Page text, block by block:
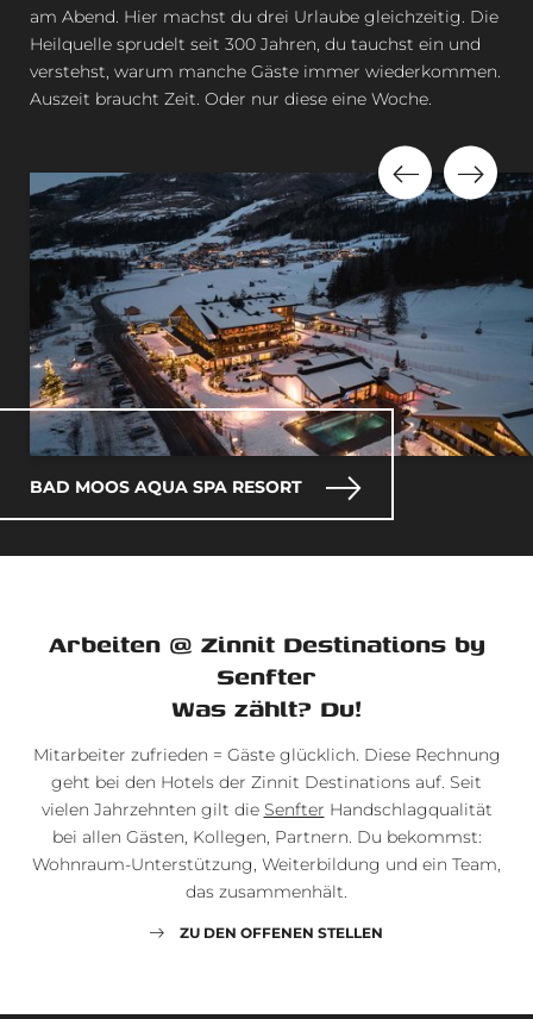
In jedem Fall gilt: Hier bist du richtig.
am Abend. Hier machst du drei Urlaube gleichzeitig. Die
Heilquelle sprudelt seit 300 Jahren, du tauchst ein und
verstehst, warum manche Gäste immer wiederkommen.
Auszeit braucht Zeit. Oder nur diese eine Woche.
BAD MOOS AQUA SPA RESORT
Arbeiten @ Zinnit Destinations by
Senfter
Was zählt? Du!
Mitarbeiter zufrieden = Gäste glücklich. Diese Rechnung
geht bei den Hotels der Zinnit Destinations auf. Seit
vielen Jahrzehnten gilt die Senfter Handschlagqualität
bei allen Gästen, Kollegen, Partnern. Du bekommst:
Wohnraum-Unterstützung, Weiterbildung und ein Team,
das zusammenhält.
ZU DEN OFFENEN STELLEN